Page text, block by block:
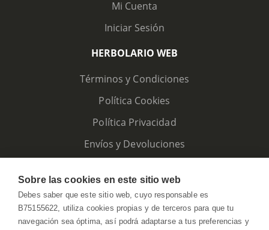
Mi Cuenta
Iniciar Sesión
HERBOLARIO WEB
Términos y Condiciones
Política Cookies
Política Privacidad
Envíos y Devoluciones
Sobre las cookies en este sitio web
Debes saber que este sitio web, cuyo responsable es
B75155622, utiliza cookies propias y de terceros para que tu
navegación sea óptima, así podrá adaptarse a tus preferencias y